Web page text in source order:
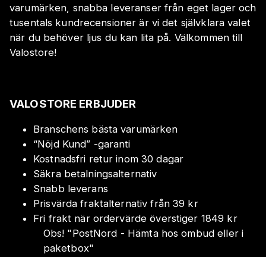
varumärken, snabba leveranser från eget lager och
tusentals kundrecensioner är vi det självklara valet
när du behöver ljus du kan lita på. Välkommen till
Valostore!
VALOSTORE ERBJUDER
Branschens bästa varumärken
“Nöjd Kund” -garanti
Kostnadsfri retur inom 30 dagar
Säkra betalningsalternativ
Snabb leverans
Prisvärda fraktalternativ från 39 kr
Fri frakt när ordervärde överstiger 1849 kr
Obs! "PostNord - Hämta hos ombud eller i
paketbox"